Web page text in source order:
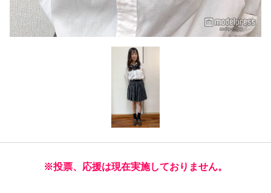
※投票、応援は現在実施しておりません。